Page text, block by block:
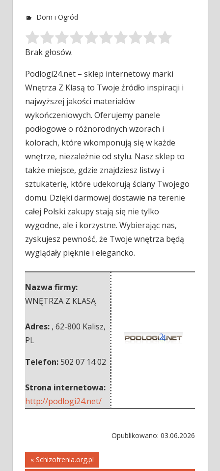
Dom i Ogród
Brak głosów.
Podlogi24.net – sklep internetowy marki
Wnętrza Z Klasą to Twoje źródło inspiracji i
najwyższej jakości materiałów
wykończeniowych. Oferujemy panele
podłogowe o różnorodnych wzorach i
kolorach, które wkomponują się w każde
wnętrze, niezależnie od stylu. Nasz sklep to
także miejsce, gdzie znajdziesz listwy i
sztukaterię, które udekorują ściany Twojego
domu. Dzięki darmowej dostawie na terenie
całej Polski zakupy stają się nie tylko
wygodne, ale i korzystne. Wybierając nas,
zyskujesz pewność, że Twoje wnętrza będą
wyglądały pięknie i elegancko.
Nazwa firmy:
WNĘTRZA Z KLASĄ
Adres: , 62-800 Kalisz,
PL
Telefon:502 07 14 02
Strona internetowa:
http://podlogi24.net/
Opublikowano: 03.06.2026
Nawigacja
« Schizofrenia.org.pl